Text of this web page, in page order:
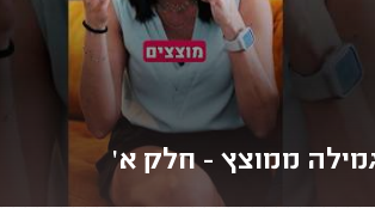
ממוצץ - חלק א'